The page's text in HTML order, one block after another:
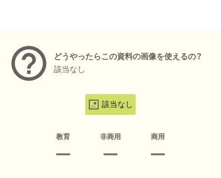
どうやったらこの資料の画像を使えるの？
該当なし
該当なし
教育 非商用 商用